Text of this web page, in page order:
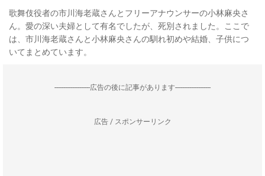
歌舞伎役者の市川海老蔵さんとフリーアナウンサーの小林麻央さ
ん。愛の深い夫婦として有名でしたが、死別されました。ここで
は、市川海老蔵さんと小林麻央さんの馴れ初めや結婚、子供につ
いてまとめています。
--------------------広告の後に記事があります--------------------
広告 / スポンサーリンク